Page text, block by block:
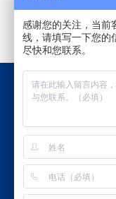
网站导航
关于鹰准
公司资讯
感谢您的关注，当前
线，请填写一下您的
尽快和您联系。